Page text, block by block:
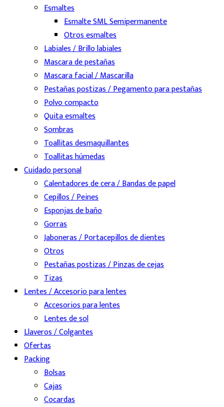
Esmaltes
Esmalte SML Semipermanente
Otros esmaltes
Labiales / Brillo labiales
Mascara de pestañas
Mascara facial / Mascarilla
Pestañas postizas / Pegamento para pestañas
Polvo compacto
Quita esmaltes
Sombras
Toallitas desmaquillantes
Toallitas húmedas
Cuidado personal
Calentadores de cera / Bandas de papel
Cepillos / Peines
Esponjas de baño
Gorras
Jaboneras / Portacepillos de dientes
Otros
Pestañas postizas / Pinzas de cejas
Tizas
Lentes / Accesorio para lentes
Accesorios para lentes
Lentes de sol
Llaveros / Colgantes
Ofertas
Packing
Bolsas
Cajas
Cocardas